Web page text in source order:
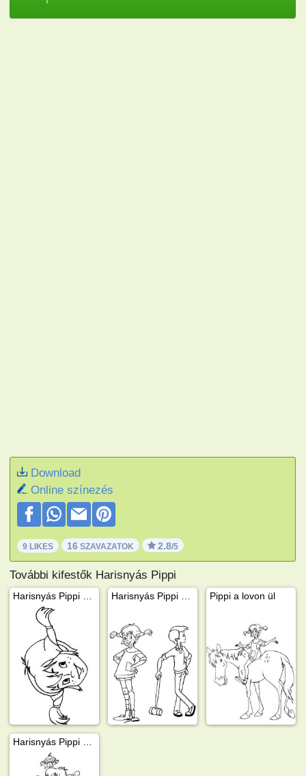
Download
Online színezés
9 LIKES 16 SZAVAZATOK 2.8/5
További kifestők Harisnyás Pippi
Pippi a lovon ül